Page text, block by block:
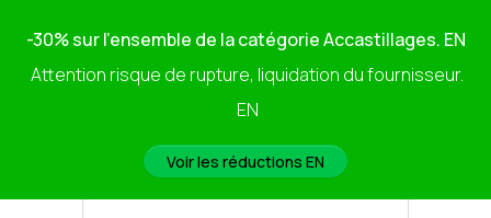
-30% sur l'ensemble de la catégorie Accastillages. EN
Attention risque de rupture, liquidation du fournisseur.
EN
Voir les réductions EN